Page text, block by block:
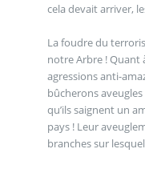
cela devait arriver,
La foudre du
notre Arbre ! Quant
agressions anti-
bûcherons
qu’ils saignent un
pays ! Leur
branches sur